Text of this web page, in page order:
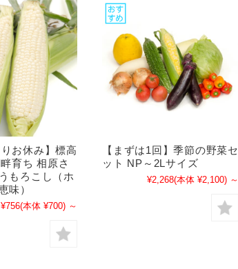
りお休み】標高
育ち 相原さ
もろこし（ホ
味）
¥756(本体 ¥700) ～
【まずは1回】季節の野菜セ
ット NP～2Lサイズ
¥2,268(本体 ¥2,100) ～